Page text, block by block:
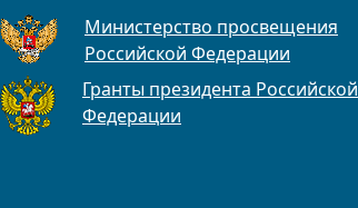
Министерство просвещения
Российской Федерации
Гранты президента Российской
Федерации